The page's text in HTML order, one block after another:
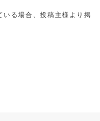
る場合、投稿主様より掲